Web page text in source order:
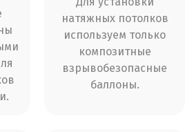
натяжных потолков
используем только
композитные
взрывобезопасные
баллоны.